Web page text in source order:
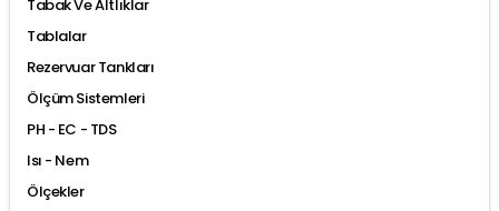
Tabak Ve Altlıklar
Tablalar
Rezervuar Tankları
Ölçüm Sistemleri
PH - EC - TDS
Isı - Nem
Ölçekler